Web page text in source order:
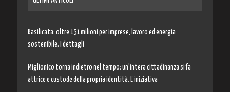
Basilicata: oltre 151 milioni per imprese, lavoro ed energia
sostenibile. I dettagli
Miglionico torna indietro nel tempo: un’intera cittadinanza si fa
attrice e custode della propria identità. L’iniziativa